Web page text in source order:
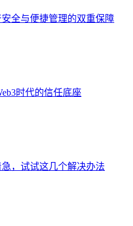
全与便捷管理的双重保障
时代的信任底座
，试试这几个解决办法